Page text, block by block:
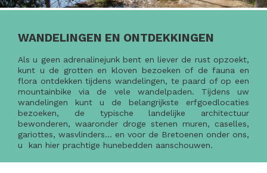
WANDELINGEN EN ONTDEKKINGEN
Als u geen adrenalinejunk bent en liever de rust opzoekt,
kunt u de grotten en kloven bezoeken of de fauna en
flora ontdekken tijdens wandelingen, te paard of op een
mountainbike via de vele wandelpaden. Tijdens uw
wandelingen kunt u de belangrijkste erfgoedlocaties
bezoeken, de typische landelijke architectuur
bewonderen, waaronder droge stenen muren, caselles,
gariottes, wasvlinders… en voor de Bretoenen onder ons,
u kan hier prachtige hunebedden aanschouwen.